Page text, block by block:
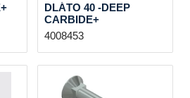
DLÁTO 40 -DEEP
CARBIDE+
4008453